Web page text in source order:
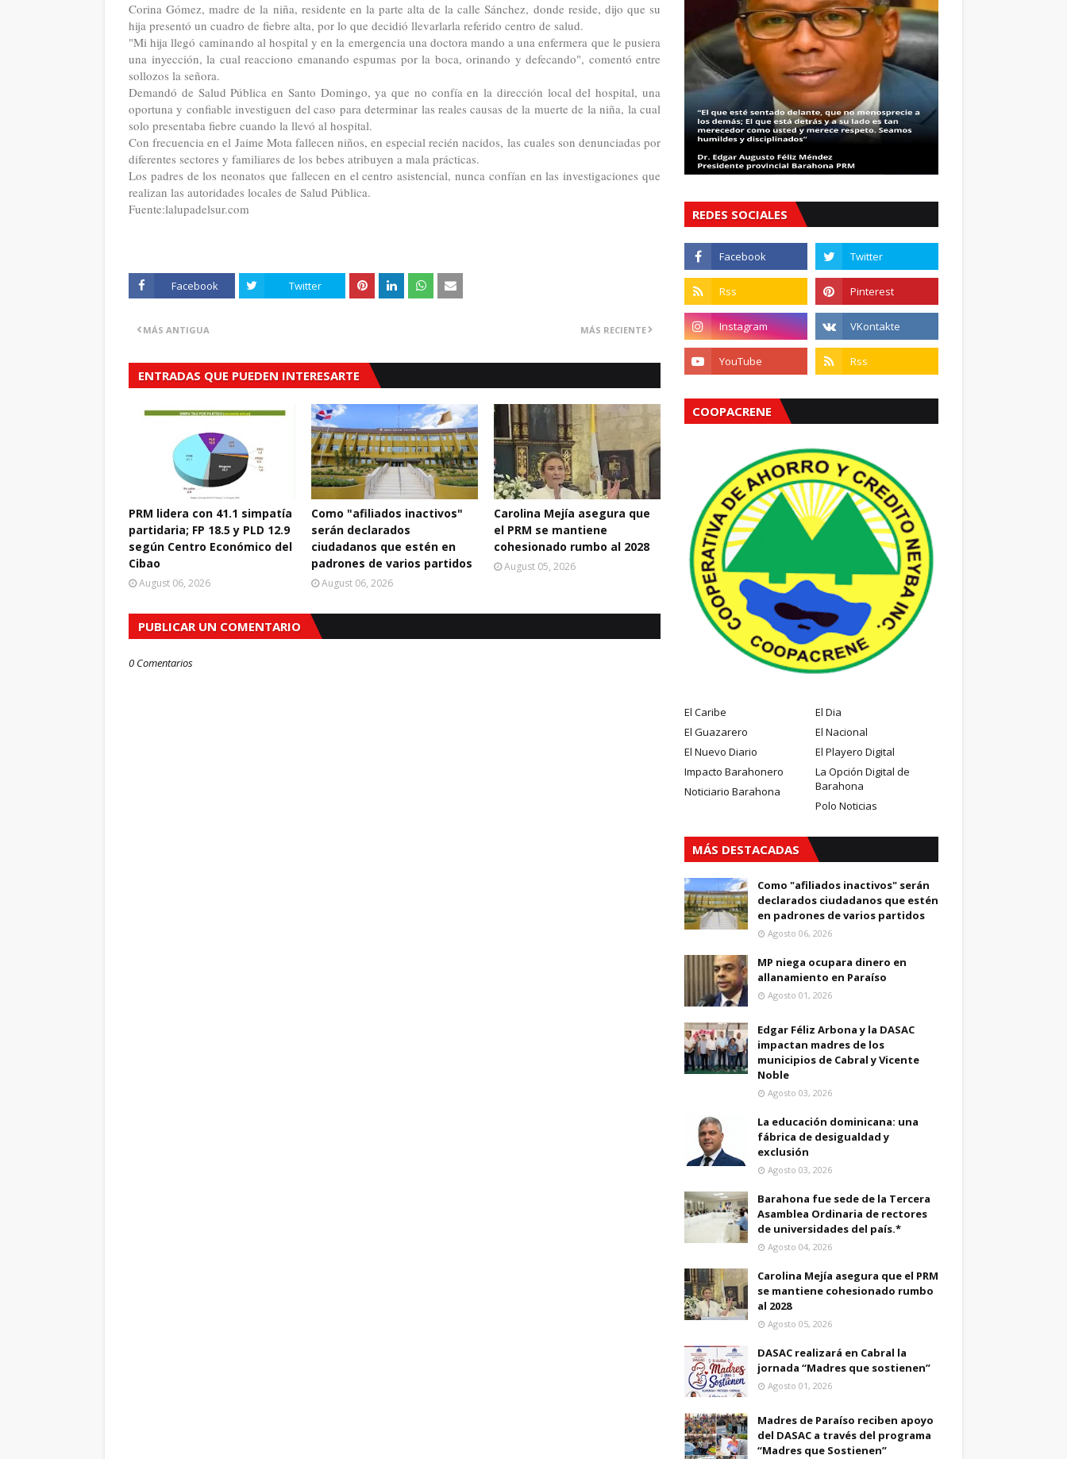
Corina Gómez, madre de la niña, residente en la parte alta de la calle Sánchez, donde reside, dijo que su
hija presentó un cuadro de fiebre alta, por lo que decidió llevarlarla referido centro de salud.
"Mi hija llegó caminando al hospital y en la emergencia una doctora mando a una enfermera que le pusiera
una inyección, la cual reacciono emanando espumas por la boca, orinando y defecando", comentó entre
sollozos la señora.
Demandó de Salud Pública en Santo Domingo, ya que no confía en la dirección local del hospital, una
oportuna y confiable investiguen del caso para determinar las reales causas de la muerte de la niña, la cual
solo presentaba fiebre cuando la llevó al hospital.
Con frecuencia en el Jaime Mota fallecen niños, en especial recién nacidos, las cuales son denunciadas por
diferentes sectores y familiares de los bebes atribuyen a mala prácticas.
Los padres de los neonatos que fallecen en el centro asistencial, nunca confían en las investigaciones que
realizan las autoridades locales de Salud Pública.
Fuente:lalupadelsur.com
Facebook Twitter
MÁS RECIENTE
MÁS ANTIGUA
ENTRADAS QUE PUEDEN INTERESARTE
PRM lidera con 41.1 simpatía
partidaria; FP 18.5 y PLD 12.9
según Centro Económico del
Cibao
August 06, 2026
Como "afiliados inactivos"
serán declarados
ciudadanos que estén en
padrones de varios partidos
August 06, 2026
Carolina Mejía asegura que
el PRM se mantiene
cohesionado rumbo al 2028
August 05, 2026
PUBLICAR UN COMENTARIO
0 Comentarios
REDES SOCIALES
COOPACRENE
El Caribe
El Dia
El Guazarero
El Nacional
El Nuevo Diario
El Playero Digital
Impacto Barahonero
La Opción Digital de
Barahona
Noticiario Barahona
Polo Noticias
MÁS DESTACADAS
Como "afiliados inactivos" serán
declarados ciudadanos que estén
en padrones de varios partidos
Agosto 06, 2026
MP niega ocupara dinero en
allanamiento en Paraíso
Agosto 01, 2026
Edgar Féliz Arbona y la DASAC
impactan madres de los
municipios de Cabral y Vicente
Noble
Agosto 03, 2026
La educación dominicana: una
fábrica de desigualdad y
exclusión
Agosto 03, 2026
Barahona fue sede de la Tercera
Asamblea Ordinaria de rectores
de universidades del país.*
Agosto 04, 2026
Carolina Mejía asegura que el PRM
se mantiene cohesionado rumbo
al 2028
Agosto 05, 2026
DASAC realizará en Cabral la
jornada “Madres que sostienen”
Agosto 01, 2026
Madres de Paraíso reciben apoyo
del DASAC a través del programa
“Madres que Sostienen”